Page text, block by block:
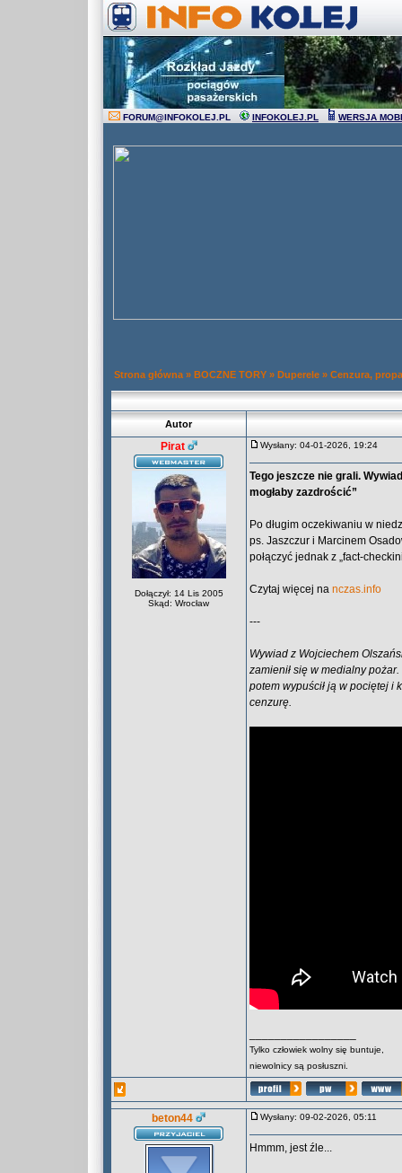
FORUM@INFOKOLEJ.PL INFOKOLEJ.PL WERSJA
Strona główna » BOCZNE TORY » Duperele » Cenzura,
Autor
Pirat
Dołączył: 14 Lis 2005
Skąd: Wrocław
Wysłany: 04-01-2026, 19:24
Tego jeszcze nie grali.
mogłaby zazdrościć”
Po długim oczekiwaniu w
ps. Jaszczur i Marcinem
połączyć jednak z „fact-
Czytaj więcej na nczas.info
---
Wywiad z Wojciechem
zamienił się w medialny
potem wypuścił ją w pociętej i
cenzurę.
Tylko człowiek wolny się buntuje,
niewolnicy są posłuszni.
beton44 Wysłany: 09-02-2026, 05:11
Hmmm, jest źle...